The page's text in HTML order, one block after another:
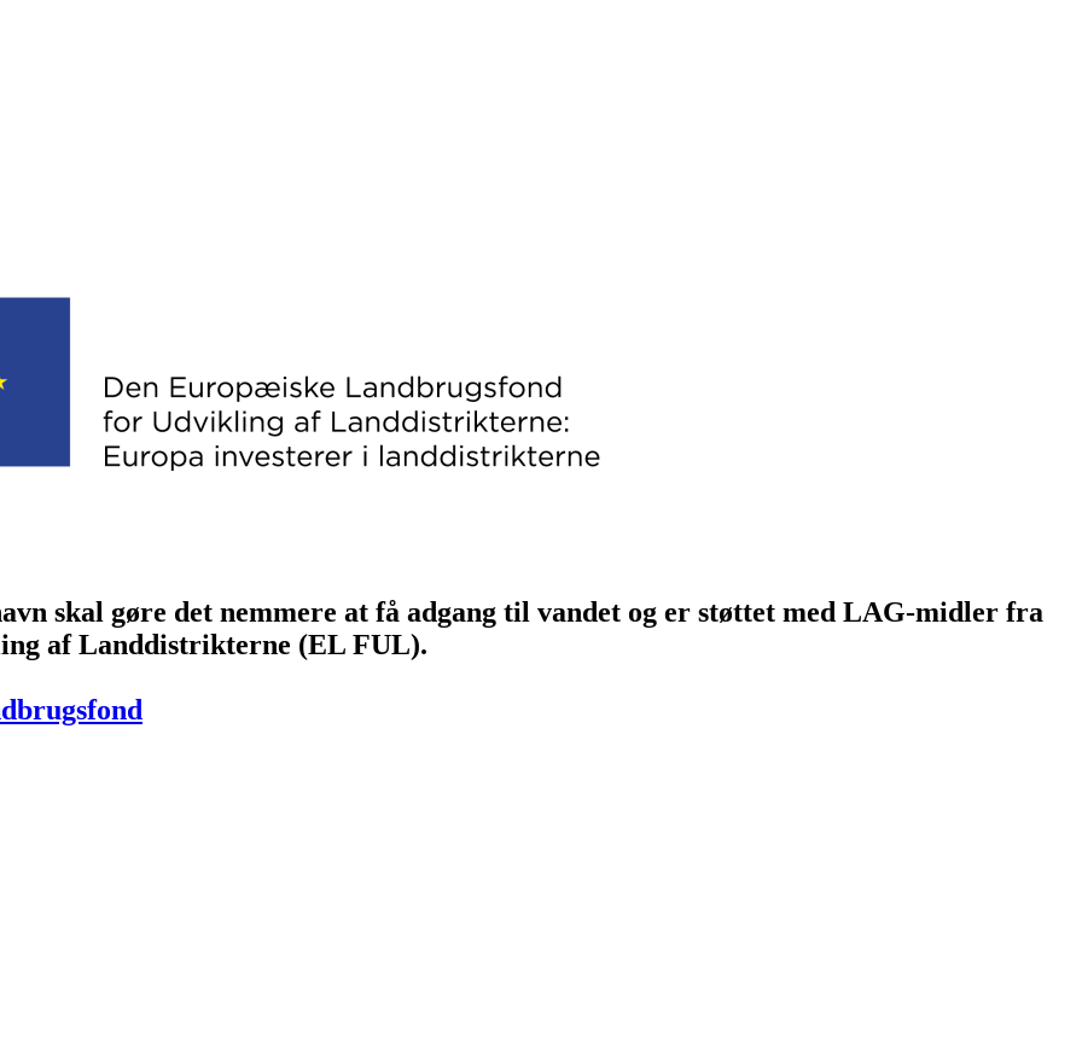
skal gøre det nemmere at få adgang til vandet og er støttet med LAG-midler fra
af Landdistrikterne (EL FUL).